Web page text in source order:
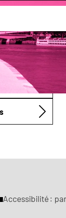
Accessibilité :